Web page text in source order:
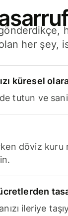
her
küresel
tutun ve
döviz kuru
ileriye